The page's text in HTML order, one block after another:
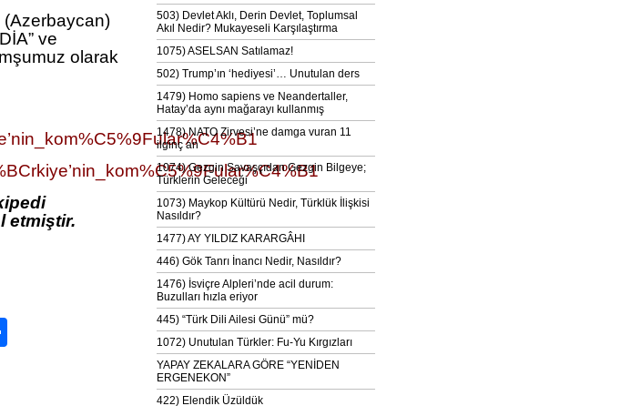
(Azerbaycan)
ve
olarak
etmiştir.
503) Devlet Aklı, Derin Devlet, Toplumsal
Akıl Nedir? Mukayeseli Karşılaştırma
1075) ASELSAN Satılamaz!
502) Trump’ın ‘hediyesi’… Unutulan ders
1479) Homo sapiens ve Neandertaller,
Hatay’da aynı mağarayı kullanmış
1478) NATO Zirvesi’ne damga vuran 11
ilginç an
1074) Gezgin Savaşçıdan Gezgin Bilgeye;
Türklerin Geleceği
1073) Maykop Kültürü Nedir, Türklük İlişkisi
Nasıldır?
1477) AY YILDIZ KARARGÂHI
446) Gök Tanrı İnancı Nedir, Nasıldır?
1476) İsviçre Alpleri’nde acil durum:
Buzulları hızla eriyor
445) “Türk Dili Ailesi Günü” mü?
1072) Unutulan Türkler: Fu-Yu Kırgızları
YAPAY ZEKALARA GÖRE “YENİDEN
ERGENEKON”
422) Elendik Üzüldük